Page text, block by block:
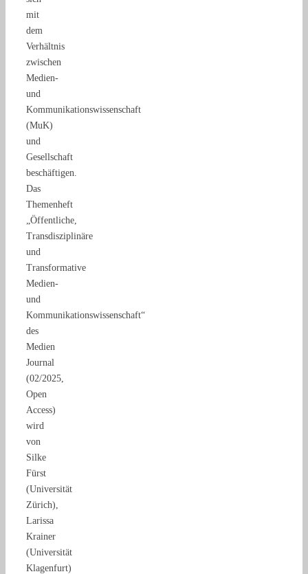
mit
dem
Verhältnis
zwischen
Medien-
und
Kommunikationswissenschaft
(MuK)
und
Gesellschaft
beschäftigen.
Das
Themenheft
„Öffentliche,
Transdisziplinäre
und
Transformative
Medien-
und
Kommunikationswissenschaft“
des
Medien
Journal
(02/2025,
Open
Access)
wird
von
Silke
Fürst
(Universität
Zürich),
Larissa
Krainer
(Universität
Klagenfurt)